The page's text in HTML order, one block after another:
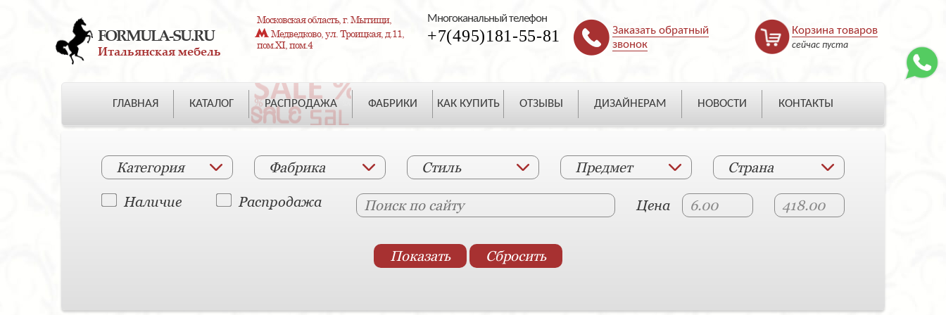
FORMULA-SU.RU
Итальянская мебель
Московская область, г. Мытищи,
Медведково, ул. Троицкая, д.11,
пом.XI, пом.4
Многоканальный телефон
+7(495)181-55-81
Заказать обратный
звонок
Корзина товаров
сейчас пуста
ГЛАВНАЯ КАТАЛОГ РАСПРОДАЖА ФАБРИКИ КАК КУПИТЬ ОТЗЫВЫ ДИЗАЙНЕРАМ НОВОСТИ КОНТАКТЫ
Категория Фабрика Стиль Предмет Страна
Наличие Распродажа Цена